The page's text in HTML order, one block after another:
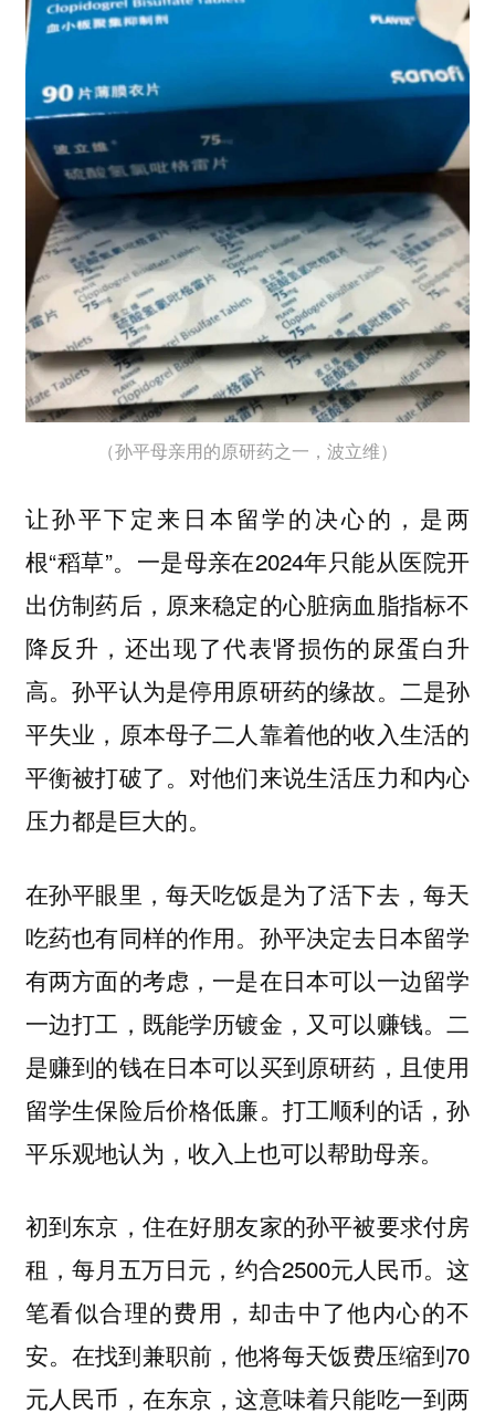
（孙平母亲用的原研药之一，波立维）
让孙平下定来日本留学的决心的，是两
根“稻草”。一是母亲在2024年只能从医院开
出仿制药后，原来稳定的心脏病血脂指标不
降反升，还出现了代表肾损伤的尿蛋白升
高。孙平认为是停用原研药的缘故。二是孙
平失业，原本母子二人靠着他的收入生活的
平衡被打破了。对他们来说生活压力和内心
压力都是巨大的。
在孙平眼里，每天吃饭是为了活下去，每天
吃药也有同样的作用。孙平决定去日本留学
有两方面的考虑，一是在日本可以一边留学
一边打工，既能学历镀金，又可以赚钱。二
是赚到的钱在日本可以买到原研药，且使用
留学生保险后价格低廉。打工顺利的话，孙
平乐观地认为，收入上也可以帮助母亲。
初到东京，住在好朋友家的孙平被要求付房
租，每月五万日元，约合2500元人民币。这
笔看似合理的费用，却击中了他内心的不
安。在找到兼职前，他将每天饭费压缩到70
元人民币，在东京，这意味着只能吃一到两